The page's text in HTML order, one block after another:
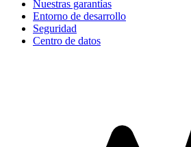
Nuestras garantías
Entorno de desarrollo
Seguridad
Centro de datos